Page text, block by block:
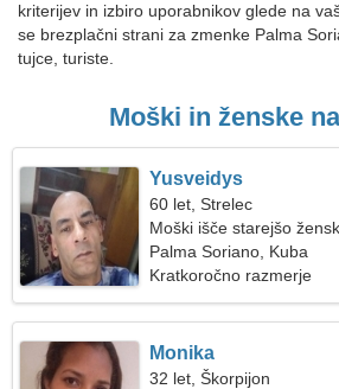
kriterijev in izbiro uporabnikov glede na
se brezplačni strani za zmenke Palma
tujce, turiste.
Moški in ženske
Yusveidys
60 let, Strelec
Moški išče starejšo
Palma Soriano, Kuba
Kratkoročno razmerje
Monika
32 let, Škorpijon